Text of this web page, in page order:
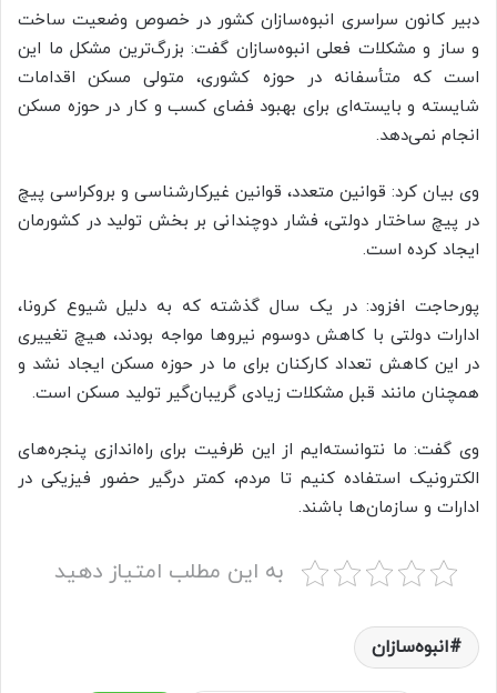
دبیر کانون سراسری انبوه‌سازان کشور در خصوص وضعیت ساخت
و ساز و مشکلات فعلی انبوه‌سازان گفت: بزرگ‌ترین مشکل ما این
است که متأسفانه در حوزه کشوری، متولی مسکن اقدامات
شایسته و بایسته‌ای برای بهبود فضای کسب و کار در حوزه مسکن
انجام نمی‌دهد.
وی بیان کرد: قوانین متعدد، قوانین غیرکارشناسی و بروکراسی پیچ
در پیچ ساختار دولتی، فشار دوچندانی بر بخش تولید در کشورمان
ایجاد کرده است.
پورحاجت افزود: در یک سال گذشته که به دلیل شیوع کرونا،
ادارات دولتی با کاهش دوسوم نیروها مواجه بودند، هیچ تغییری
در این کاهش تعداد کارکنان برای ما در حوزه مسکن ایجاد نشد و
همچنان مانند قبل مشکلات زیادی گریبان‌گیر تولید مسکن است.
وی گفت: ما نتوانسته‌ایم از این ظرفیت برای راه‌اندازی پنجره‌های
الکترونیک استفاده کنیم تا مردم، کمتر درگیر حضور فیزیکی در
ادارات و سازمان‌ها باشند.
به این مطلب امتیاز دهید
انبوه‌سازان